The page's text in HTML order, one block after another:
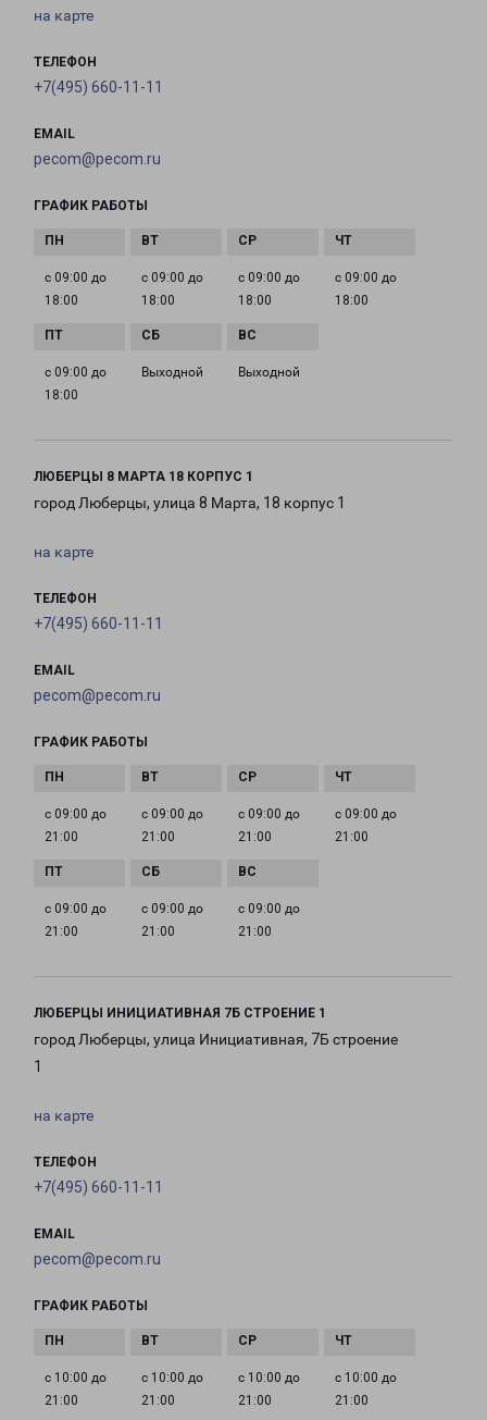
на карте
ТЕЛЕФОН
+7(495) 660-11-11
EMAIL
pecom@pecom.ru
ГРАФИК РАБОТЫ
с 09:00 до
18:00
с 09:00 до
18:00
с 09:00 до
18:00
с 09:00 до
18:00
с 09:00 до
18:00
Выходной Выходной
ЛЮБЕРЦЫ 8 МАРТА 18 КОРПУС 1
город Люберцы, улица 8 Марта, 18 корпус 1
на карте
ТЕЛЕФОН
+7(495) 660-11-11
EMAIL
pecom@pecom.ru
ГРАФИК РАБОТЫ
с 09:00 до
21:00
с 09:00 до
21:00
с 09:00 до
21:00
с 09:00 до
21:00
с 09:00 до
21:00
с 09:00 до
21:00
с 09:00 до
21:00
ЛЮБЕРЦЫ ИНИЦИАТИВНАЯ 7Б СТРОЕНИЕ 1
город Люберцы, улица Инициативная, 7Б строение
1
на карте
ТЕЛЕФОН
+7(495) 660-11-11
EMAIL
pecom@pecom.ru
ГРАФИК РАБОТЫ
с 10:00 до
21:00
с 10:00 до
21:00
с 10:00 до
21:00
с 10:00 до
21:00